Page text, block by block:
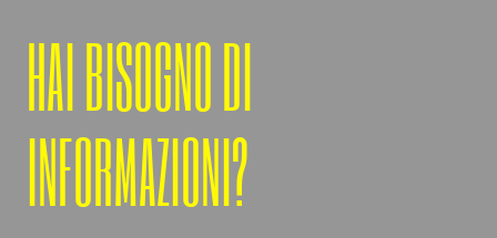
HAI BISOGNO DI
INFORMAZIONI?